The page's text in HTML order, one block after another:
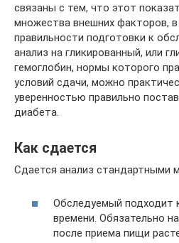
связаны с тем, что этот
множества внешних факторов,
правильности подготовки к
анализ на гликированный, или
гемоглобин, нормы которого
условий сдачи, можно
уверенностью правильно
диабета.
Как сдается
Сдается анализ стандартными
Обследуемый подходит
времени. Обязательно
после приема пищи